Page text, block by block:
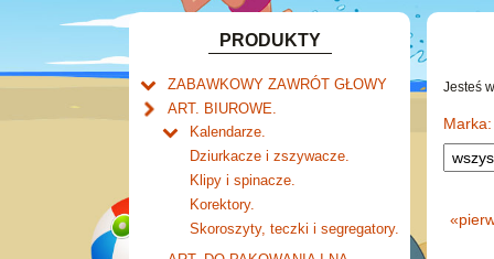
PRODUKTY
ZABAWKOWY ZAWRÓT GŁOWY
Welly.
Mały naukowiec.
Zabawki dla chłopców.
cybertransformacja
Akcesoria dla lalek.
ART. BIUROWE.
Kalendarze.
Biurkowe
Książkowe
Wieloletnie
Ścienne
Dziurkacze i zszywacze.
Klipy i spinacze.
Korektory.
Skoroszyty, teczki i segregatory.
Jesteś
Marka:
«